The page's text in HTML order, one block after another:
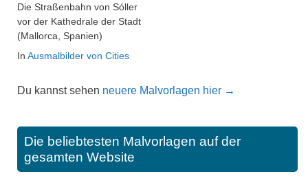
Die Straßenbahn von Sóller
vor der Kathedrale der Stadt
(Mallorca, Spanien)
In Ausmalbilder von Cities
Du kannst sehen neuere Malvorlagen hier →
Die beliebtesten Malvorlagen auf der
gesamten Website